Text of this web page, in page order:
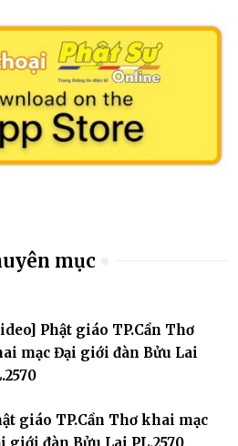
mục
Phật giáo TP.Cần Thơ
mạc Đại giới đàn Bửu Lai
giáo TP.Cần Thơ khai mạc
giới đàn Bửu Lai PL.2570